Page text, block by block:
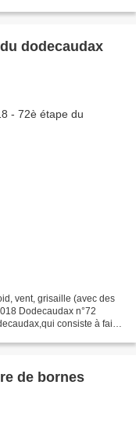
dodecaudax
vent, grisaille (avec des
consiste à faire
de bornes